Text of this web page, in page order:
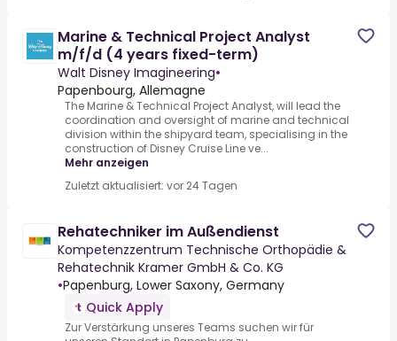
Marine & Technical Project Analyst
m/f/d (4 years fixed-term)
Walt Disney Imagineering•
Papenbourg, Allemagne
The Marine & Technical Project Analyst, will lead the
coordination and oversight of marine and technical
division within the shipyard team, specialising in the
construction of Disney Cruise Line ve...
Mehr anzeigen
Zuletzt aktualisiert: vor 24 Tagen
Rehatechniker im Außendienst
Kompetenzzentrum Technische Orthopädie &
Rehatechnik Kramer GmbH & Co. KG
•Papenburg, Lower Saxony, Germany
Quick Apply
Zur Verstärkung unseres Teams suchen wir für